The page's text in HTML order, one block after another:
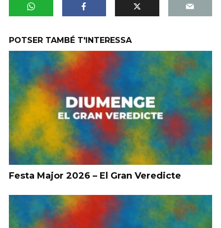
POTSER TAMBÉ T'INTERESSA
Festa Major 2026 – El Gran Veredicte